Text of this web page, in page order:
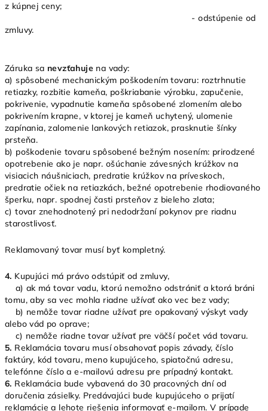
z kúpnej ceny;
- odstúpenie od
zmluvy.
Záruka sa nevzťahuje na vady:
a) spôsobené mechanickým poškodením tovaru: roztrhnutie
retiazky, rozbitie kameňa, poškriabanie výrobku, zapučenie,
pokrivenie, vypadnutie kameňa spôsobené zlomením alebo
pokrivením krapne, v ktorej je kameň uchytený, ulomenie
zapínania, zalomenie lankových retiazok, prasknutie šínky
prsteňa.
b) poškodenie tovaru spôsobené bežným nosením: prirodzené
opotrebenie ako je napr. ošúchanie závesných krúžkov na
visiacich náušniciach, predratie krúžkov na príveskoch,
predratie očiek na retiazkách, bežné opotrebenie rhodiovaného
šperku, napr. spodnej časti prsteňov z bieleho zlata;
c) tovar znehodnotený pri nedodržaní pokynov pre riadnu
starostlivosť.
Reklamovaný tovar musí byť kompletný.
4. Kupujúci má právo odstúpiť od zmluvy,
a) ak má tovar vadu, ktorú nemožno odstrániť a ktorá bráni
tomu, aby sa vec mohla riadne užívať ako vec bez vady;
b) nemôže tovar riadne užívať pre opakovaný výskyt vady
alebo vád po oprave;
c) nemôže riadne tovar užívať pre väčší počet vád tovaru.
5. Reklamácia tovaru musí obsahovať popis závady, číslo
faktúry, kód tovaru, meno kupujúceho, spiatočnú adresu,
telefónne číslo a e-mailovú adresu pre prípadný kontakt.
6. Reklamácia bude vybavená do 30 pracovných dní od
doručenia zásielky. Predávajúci bude kupujúceho o prijatí
reklamácie a lehote riešenia informovať e-mailom. V prípade